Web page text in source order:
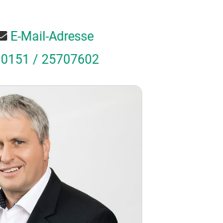
E-Mail-Adresse
0151 / 25707602